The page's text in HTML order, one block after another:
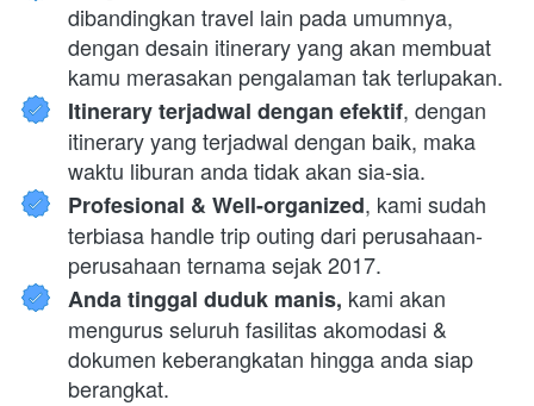
dibandingkan travel lain pada umumnya,
dengan desain itinerary yang akan membuat
kamu merasakan pengalaman tak terlupakan.
Itinerary terjadwal dengan efektif, dengan
itinerary yang terjadwal dengan baik, maka
waktu liburan anda tidak akan sia-sia.
Profesional & Well-organized, kami sudah
terbiasa handle trip outing dari perusahaan-
perusahaan ternama sejak 2017.
Anda tinggal duduk manis, kami akan
mengurus seluruh fasilitas akomodasi &
dokumen keberangkatan hingga anda siap
berangkat.